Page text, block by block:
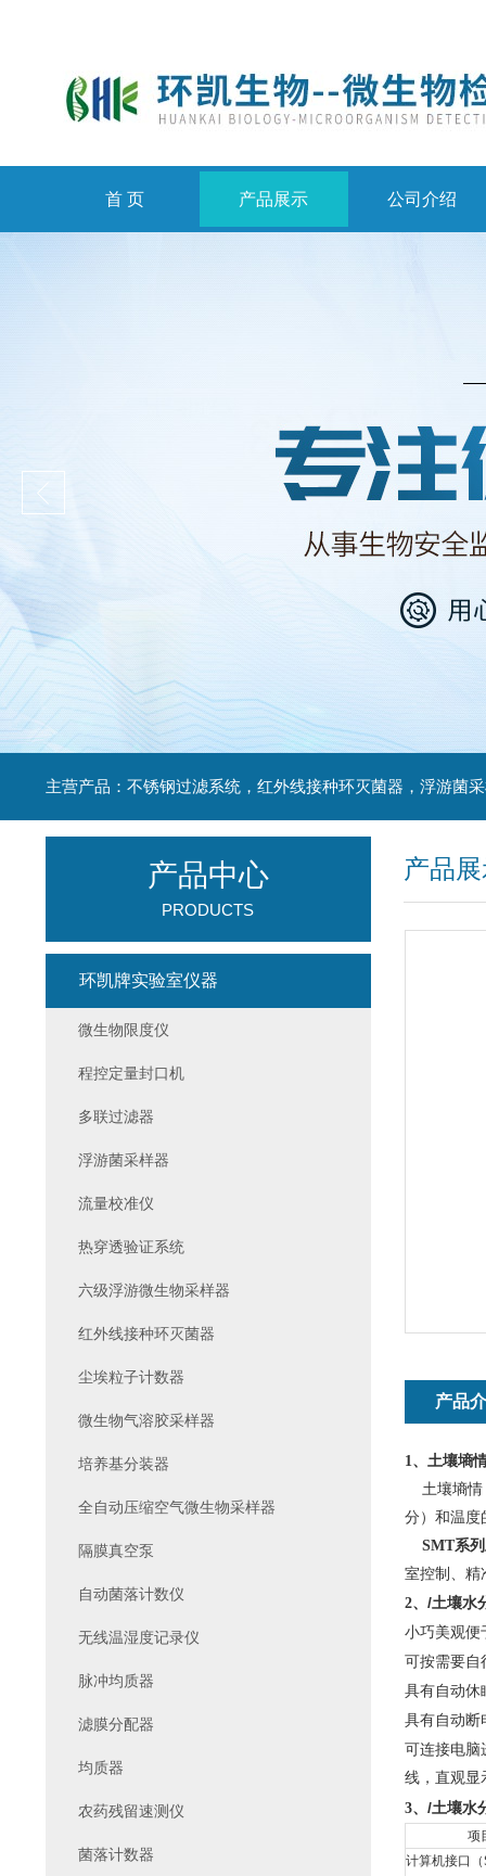
首 页 产品展示 公司介绍
产品
产品
1、 土壤墒
土壤墒情
分）和温度
SMT系列
室控制、精
2、 /土壤水
小巧美观便
可按需要自
具有自动休
具有自动断
可连接电脑
线，直观显
3、 /土壤水
项
计算机接口
产品中心
PRODUCTS
环凯牌实验室仪器
微生物限度仪
程控定量封口机
多联过滤器
浮游菌采样器
流量校准仪
热穿透验证系统
六级浮游微生物采样器
红外线接种环灭菌器
尘埃粒子计数器
微生物气溶胶采样器
培养基分装器
全自动压缩空气微生物采样器
隔膜真空泵
自动菌落计数仪
无线温湿度记录仪
脉冲均质器
滤膜分配器
均质器
农药残留速测仪
菌落计数器